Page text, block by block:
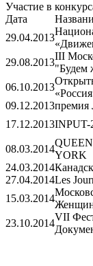
Участие в
Дата
29.04.2013
29.08.2013
III
"Будем
06.10.2013
09.12.2013премия
17.12.2013INPUT-
08.03.2014
YORK
24.03.2014
27.04.2014Les
15.03.2014
23.10.2014
VII